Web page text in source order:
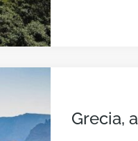
Grecia,